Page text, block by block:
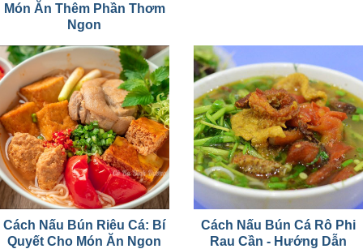
Món Ăn Thêm Phần Thơm
Ngon
Cách Nấu Bún Riêu Cá: Bí
Quyết Cho Món Ăn Ngon
Cách Nấu Bún Cá Rô Phi
Rau Cần - Hướng Dẫn